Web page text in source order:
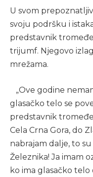
U svom
svoju podršku i
predstavnik
trijumf. Njegovo
mrežama.
„Ove godine
glasačko telo se
predstavnik tromeđe
Cela Crna Gora, do
nabrajam dalje, to su
Železnika! Ja imam
ko ima glasačko